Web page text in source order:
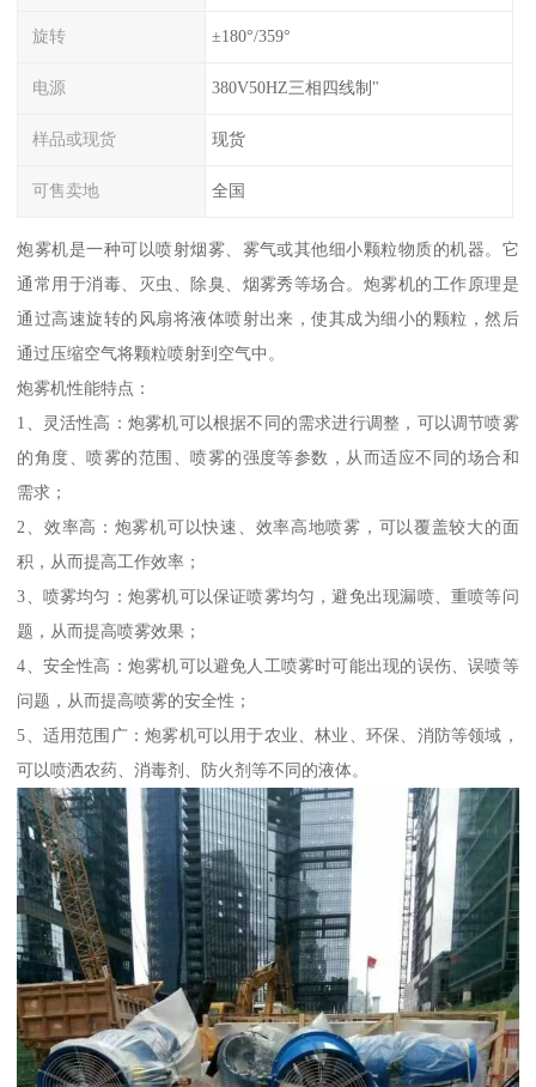
旋转 ±180°/359°
电源 380V50HZ三相四线制"
样品或现货 现货
可售卖地 全国
炮雾机是一种可以喷射烟雾、雾气或其他细小颗粒物质的机器。它
通常用于消毒、灭虫、除臭、烟雾秀等场合。炮雾机的工作原理是
通过高速旋转的风扇将液体喷射出来，使其成为细小的颗粒，然后
通过压缩空气将颗粒喷射到空气中。
炮雾机性能特点：
1、灵活性高：炮雾机可以根据不同的需求进行调整，可以调节喷雾
的角度、喷雾的范围、喷雾的强度等参数，从而适应不同的场合和
需求；
2、效率高：炮雾机可以快速、效率高地喷雾，可以覆盖较大的面
积，从而提高工作效率；
3、喷雾均匀：炮雾机可以保证喷雾均匀，避免出现漏喷、重喷等问
题，从而提高喷雾效果；
4、安全性高：炮雾机可以避免人工喷雾时可能出现的误伤、误喷等
问题，从而提高喷雾的安全性；
5、适用范围广：炮雾机可以用于农业、林业、环保、消防等领域，
可以喷洒农药、消毒剂、防火剂等不同的液体。